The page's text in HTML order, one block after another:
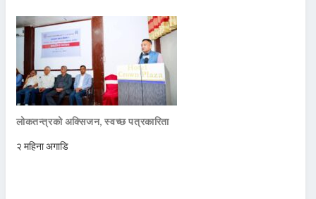
लोकतन्त्रको अक्सिजन, स्वच्छ पत्रकारिता
२ महिना अगाडि